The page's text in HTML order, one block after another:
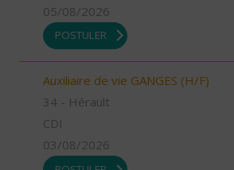
05/08/2026
POSTULER
Auxiliaire de vie GANGES (H/F)
34 - Hérault
CDI
03/08/2026